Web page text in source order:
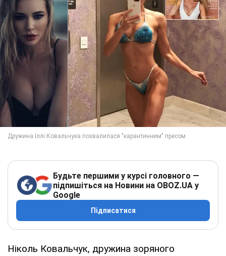
Будьте першими у курсі головного —
підпишіться на Новини на OBOZ.UA у
Google
Підписатися
Ніколь Ковальчук, дружина зоряного